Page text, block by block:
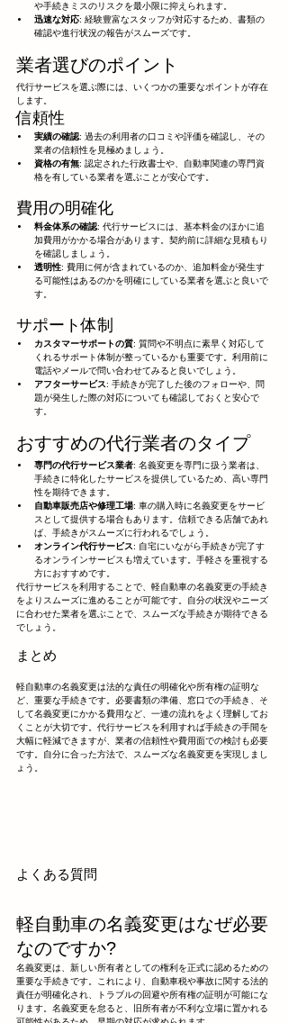
や手続きミスのリスクを最小限に抑えられます。
迅速な対応: 経験豊富なスタッフが対応するため、書類の
確認や進行状況の報告がスムーズです。
業者選びのポイント
代行サービスを選ぶ際には、いくつかの重要なポイントが存在
します。
信頼性
実績の確認: 過去の利用者の口コミや評価を確認し、その
業者の信頼性を見極めましょう。
資格の有無: 認定された行政書士や、自動車関連の専門資
格を有している業者を選ぶことが安心です。
費用の明確化
料金体系の確認: 代行サービスには、基本料金のほかに追
加費用がかかる場合があります。契約前に詳細な見積もり
を確認しましょう。
透明性: 費用に何が含まれているのか、追加料金が発生す
る可能性はあるのかを明確にしている業者を選ぶと良いで
す。
サポート体制
カスタマーサポートの質: 質問や不明点に素早く対応して
くれるサポート体制が整っているかも重要です。利用前に
電話やメールで問い合わせてみると良いでしょう。
アフターサービス: 手続きが完了した後のフォローや、問
題が発生した際の対応についても確認しておくと安心で
す。
おすすめの代行業者のタイプ
専門の代行サービス業者: 名義変更を専門に扱う業者は、
手続きに特化したサービスを提供しているため、高い専門
性を期待できます。
自動車販売店や修理工場: 車の購入時に名義変更をサービ
スとして提供する場合もあります。信頼できる店舗であれ
ば、手続きがスムーズに行われるでしょう。
オンライン代行サービス: 自宅にいながら手続きが完了す
るオンラインサービスも増えています。手軽さを重視する
方におすすめです。
代行サービスを利用することで、軽自動車の名義変更の手続き
をよりスムーズに進めることが可能です。自分の状況やニーズ
に合わせた業者を選ぶことで、スムーズな手続きが期待できる
でしょう。
まとめ
軽自動車の名義変更は法的な責任の明確化や所有権の証明な
ど、重要な手続きです。必要書類の準備、窓口での手続き、そ
して名義変更にかかる費用など、一連の流れをよく理解してお
くことが大切です。代行サービスを利用すれば手続きの手間を
大幅に軽減できますが、業者の信頼性や費用面での検討も必要
です。自分に合った方法で、スムーズな名義変更を実現しまし
ょう。
よくある質問
軽自動車の名義変更はなぜ必要
なのですか?
名義変更は、新しい所有者としての権利を正式に認めるための
重要な手続きです。これにより、自動車税や事故に関する法的
責任が明確化され、トラブルの回避や所有権の証明が可能にな
ります。名義変更を怠ると、旧所有者が不利な立場に置かれる